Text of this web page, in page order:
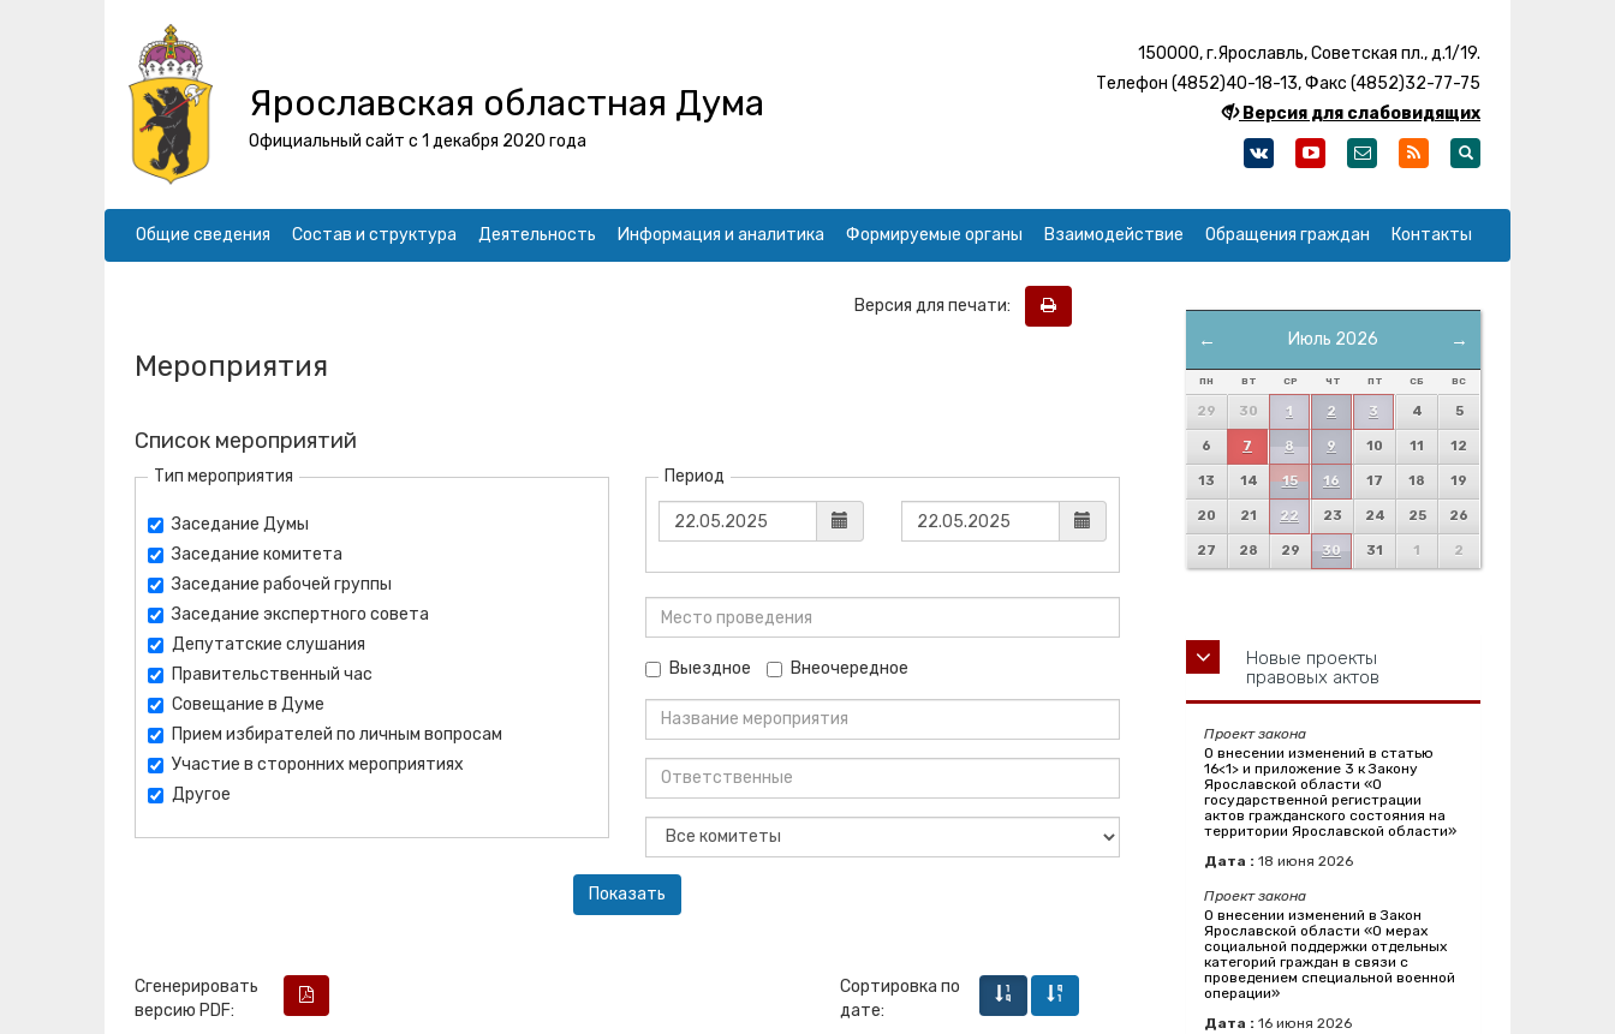
Ярославская областная Дума
Официальный сайт с 1 декабря 2020 года
150000, г.Ярославль, Советская пл., д.1/19.
Телефон (4852)40-18-13, Факс (4852)32-77-75
Версия для слабовидящих
Общие сведения Состав и структура Деятельность Информация и аналитика Формируемые органы Взаимодействие Обращения граждан Контакты
Версия для печати:
Мероприятия
Список мероприятий
Тип мероприятия
Заседание Думы
Заседание комитета
Заседание рабочей группы
Заседание экспертного совета
Депутатские слушания
Правительственный час
Совещание в Думе
Прием избирателей по личным вопросам
Участие в сторонних мероприятиях
Другое
Период
Выездное Внеочередное
Сгенерировать
версию PDF:
Сортировка по
дате:
← →
Июль 2026
ПН ВТ СР ЧТ ПТ СБ ВС
29 30 1 2 3 4 5
6 7 8 9 10 11 12
13 14 15 16 17 18 19
20 21 22 23 24 25 26
27 28 29 30 31 1 2
Новые проекты
правовых актов
Проект закона
О внесении изменений в статью
16<1> и приложение 3 к Закону
Ярославской области «О
государственной регистрации
актов гражданского состояния на
территории Ярославской области»
Дата : 18 июня 2026
Проект закона
О внесении изменений в Закон
Ярославской области «О мерах
социальной поддержки отдельных
категорий граждан в связи с
проведением специальной военной
операции»
Дата : 16 июня 2026